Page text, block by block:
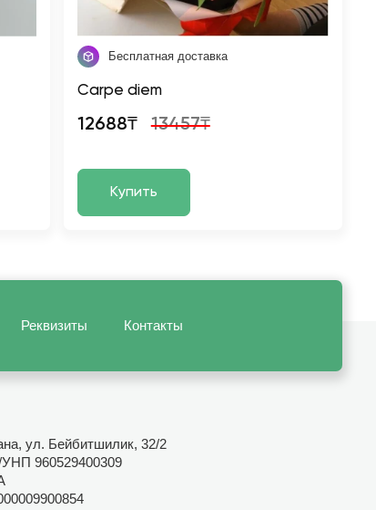
Бесплатная доставка
Carpe diem
12688₸ 13457₸
Купить
Реквизиты Контакты
ул. Бейбитшилик, 32/2
960529400309